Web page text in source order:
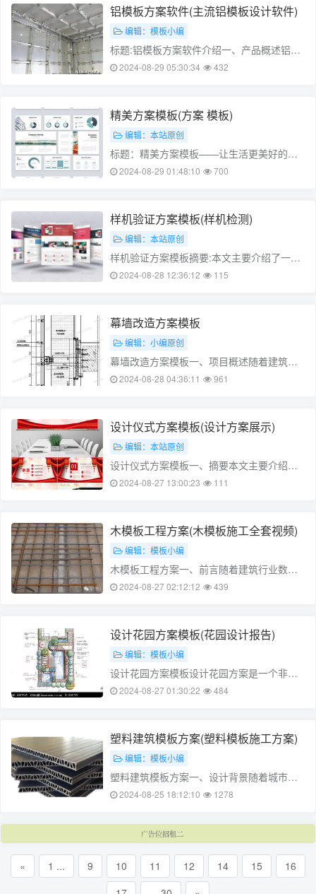
的颜色则不太容易。因此，在设计英语配色
方案时，我们可以选择一些明亮的颜色，如
红……
铝模板方案软件(主流铝模板设计软件)
编辑：模板小编
标题:铝模板方案软件介绍一、产品概述铝模
板方案软件是一款专为建筑设计师、施工队
点,可广泛应用于各种建筑、桥梁、隧道等领
域的模板设计。二、软件特点1.……
2024-08-29 05:30:34 432
精美方案模板(方案 模板)
编辑：本站原创
标题：精美方案模板——让生活更美好的工
具一、设计背景随着社会的快速发展，人们
了许多人关注的问题。而精心设计的生活方
案，正是解决这一问题的有效途径。本文将
为您……
2024-08-29 01:48:10 700
样机验证方案模板(样机检测)
编辑：本站原创
样机验证方案模板摘要:本文主要介绍了一种
样机验证方案模板的设计,该模板是基于敏捷
介绍了该方案模板的一些使用注意事项和常
见问题,为测试人员提供了更好的……
2024-08-28 12:36:12 115
幕墙改造方案模板
编辑：小编原创
幕墙改造方案模板一、项目概述随着建筑行
业的不断发展，幕墙工程在建筑装饰中扮演
境影响等。因此，进行幕墙改造，采用环
保、轻质、美观的材料，成为当下建筑装饰
领域……
2024-08-28 04:36:11 961
设计仪式方案模板(设计方案展示)
编辑：本站原创
设计仪式方案模板一、摘要本文主要介绍了
设计仪式方案的模板及其使用方法。仪式是
值。本文提供了设计仪式方案的模板，包括
仪式主题、仪式场地、仪式时间和仪式程序
等方……
2024-08-27 13:00:23 111
木模板工程方案(木模板施工全套视频)
编辑：模板小编
木模板工程方案一、前言随着建筑行业数字
化的推进，木模板工程作为一项重要的施工
中的优势，从而为木模板工程的发展提供一
定的参考。二、设计要点1. 材料选择……
2024-08-27 02:12:12 439
设计花园方案模板(花园设计报告)
编辑：模板小编
设计花园方案模板设计花园方案是一个非常
重要的事情,可以让一个家庭有一个美丽、舒
的花园设计。一、前期准备在设计花园之前,
需要进行一些前期准备。首先,需要……
2024-08-27 01:30:22 484
塑料建筑模板方案(塑料模板施工方案)
编辑：模板小编
塑料建筑模板方案一、设计背景随着城市建
设的快速发展，塑料建筑模板逐渐成为主
多问题，如变形、开裂、污染等，从而影响
到建筑的质量和进度。为了提高建筑质量和
施工进度，采用塑料建筑模板是必不可少
的。……
2024-08-25 18:12:10 1278
« 1 ... 9 10 11 12 14 15
16